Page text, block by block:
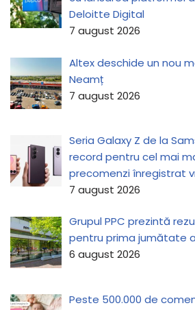
Deloitte Digital
7 august 2026
Altex deschide un nou
Neamț
7 august 2026
Seria Galaxy Z de la
record pentru cel mai
precomenzi înregistrat
7 august 2026
Grupul PPC prezintă
pentru prima jumătate a
6 august 2026
Peste 500.000 de